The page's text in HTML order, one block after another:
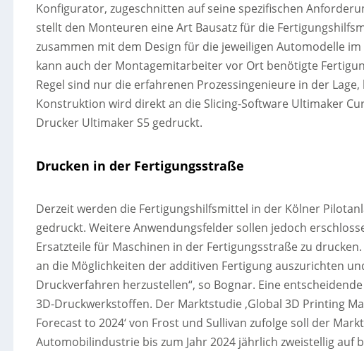
Konfigurator, zugeschnitten auf seine spezifischen
stellt den Monteuren eine Art Bausatz für die
zusammen mit dem Design für die jeweiligen Automodelle
kann auch der Montagemitarbeiter vor Ort benötigte
Regel sind nur die erfahrenen Prozessingenieure in der
Konstruktion wird direkt an die Slicing-Software Ultimaker
Drucker Ultimaker S5 gedruckt.
Drucken in der Fertigungsstraße
Derzeit werden die Fertigungshilfsmittel in der Kölner
gedruckt. Weitere Anwendungsfelder sollen jedoch
Ersatzteile für Maschinen in der Fertigungsstraße zu
an die Möglichkeiten der additiven Fertigung auszurichten
Druckverfahren herzustellen“, so Bognar. Eine
3D-Druckwerkstoffen. Der Marktstudie ‚Global 3D Printing
Forecast to 2024‘ von Frost und Sullivan zufolge soll der
Automobilindustrie bis zum Jahr 2024 jährlich zweistellig auf